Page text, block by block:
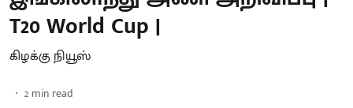
T20 World Cup |
கிழக்கு நியூஸ்
2 min read